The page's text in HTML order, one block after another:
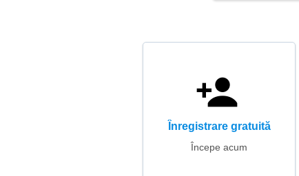
Înregistrare gratuită
Începe acum